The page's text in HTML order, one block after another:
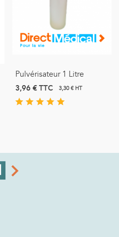
Pulvérisateur 1 Litre
3,96 €TTC 3,30 € HT